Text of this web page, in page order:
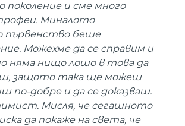
поколение и сме много
Миналото
първенство беше
Можехме да се справим и
няма нищо лошо в това да
защото така ще можеш
по-добре и да се доказваш.
Мисля, че сегашното
да покаже на света, че